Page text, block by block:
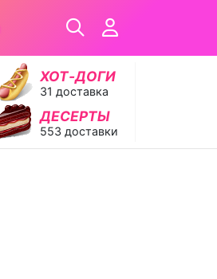
ХОТ‑ДОГИ
31 доставка
ДЕСЕРТЫ
553 доставки